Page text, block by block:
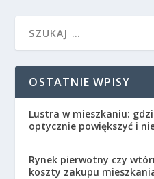
OSTATNIE WPISY
Lustra w mieszkaniu:
optycznie powiększyć i
Rynek pierwotny czy
koszty zakupu